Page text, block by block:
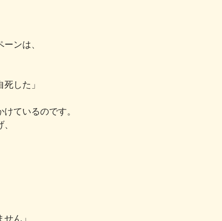
ンは、
した」
ているのです。
ん」